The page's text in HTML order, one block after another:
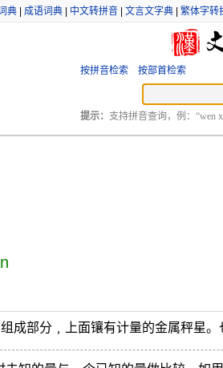
典 成语词典 中文转拼音 文言文字典 繁体字转
按拼音检索 按部首检索
提示： 支持拼音查询，例：“wen
成部分﹐上面镶有计量的金属秤星